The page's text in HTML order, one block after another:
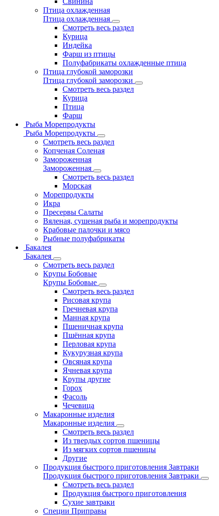
Птица охлажденная
Птица охлажденная
Смотреть весь раздел
Курица
Индейка
Фарш из птицы
Полуфабрикаты охлажденные птица
Птица глубокой заморозки
Птица глубокой заморозки
Смотреть весь раздел
Курица
Птица
Фарш
Рыба Морепродукты
Рыба Морепродукты
Смотреть весь раздел
Копченая Соленая
Замороженная
Замороженная
Смотреть весь раздел
Морская
Морепродукты
Икра
Пресервы Салаты
Вяленая, сушеная рыба и морепродукты
Крабовые палочки и мясо
Рыбные полуфабрикаты
Бакалея
Бакалея
Смотреть весь раздел
Крупы Бобовые
Крупы Бобовые
Смотреть весь раздел
Рисовая крупа
Гречневая крупа
Манная крупа
Пшеничная крупа
Пшённая крупа
Перловая крупа
Кукурузная крупа
Овсяная крупа
Ячневая крупа
Крупы другие
Горох
Фасоль
Чечевица
Макаронные изделия
Макаронные изделия
Смотреть весь раздел
Из твердых сортов пшеницы
Из мягких сортов пшеницы
Другие
Продукция быстрого приготовления Завтраки
Продукция быстрого приготовления Завтраки
Смотреть весь раздел
Продукция быстрого приготовления
Сухие завтраки
Специи Приправы